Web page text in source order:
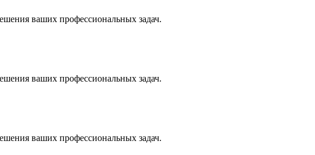
ваших профессиональных задач.
ваших профессиональных задач.
ваших профессиональных задач.